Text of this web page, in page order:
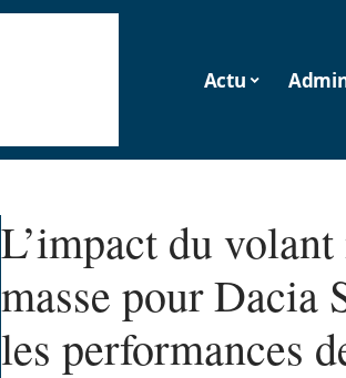
Actu
L’impact du
masse pour Dacia
les performances